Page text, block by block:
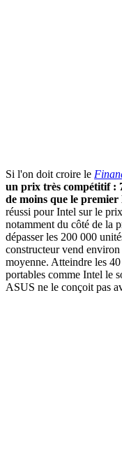
Si l'on doit croire le
un prix très compétitif :
de moins que le
réussi pour Intel sur le
notamment du côté de la
dépasser les 200 000
constructeur vend
moyenne. Atteindre les
portables comme Intel le
ASUS ne le conçoit pas